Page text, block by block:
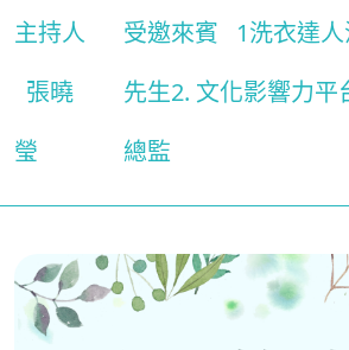
主持人
張曉
瑩
受邀來賓
1洗衣達
先生2. 文化影響力平
總監